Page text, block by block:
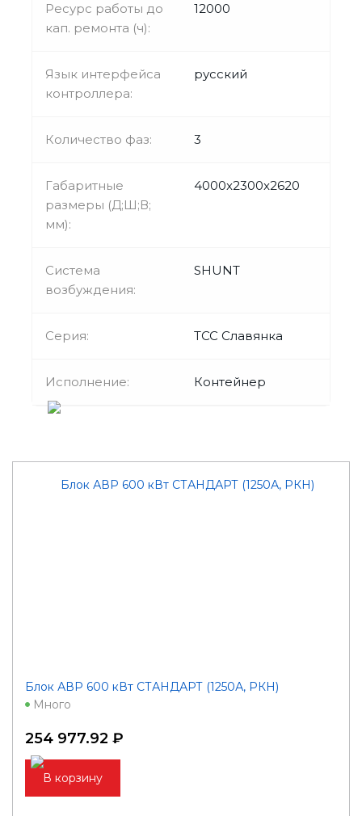
Ресурс работы до
кап. ремонта (ч):
12000
Язык интерфейса
контроллера:
русский
Количество фаз: 3
Габаритные
размеры (Д;Ш;В;
мм):
4000x2300x2620
Система
возбуждения:
SHUNT
Серия: ТСС Славянка
Исполнение: Контейнер
Блок АВР 600 кВт СТАНДАРТ (1250А, РКН)
Много
254 977.92 ₽
В корзину